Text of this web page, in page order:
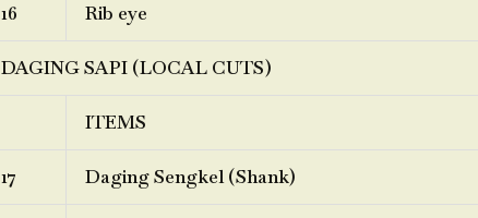
16 Rib eye
DAGING SAPI (LOCAL CUTS)
ITEMS
17 Daging Sengkel (Shank)